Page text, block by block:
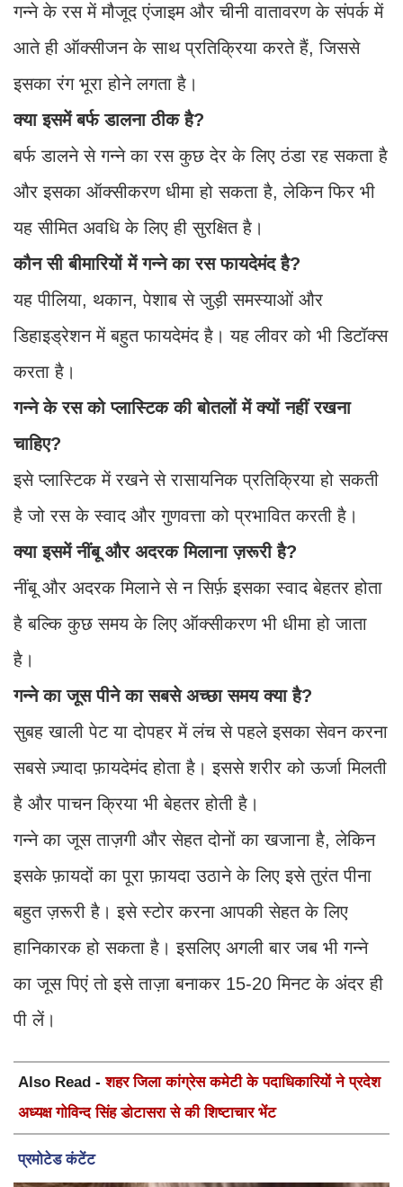
गन्ने के रस में मौजूद एंजाइम और चीनी वातावरण के संपर्क में
आते ही ऑक्सीजन के साथ प्रतिक्रिया करते हैं, जिससे
इसका रंग भूरा होने लगता है।
क्या इसमें बर्फ डालना ठीक है?
बर्फ डालने से गन्ने का रस कुछ देर के लिए ठंडा रह सकता है
और इसका ऑक्सीकरण धीमा हो सकता है, लेकिन फिर भी
यह सीमित अवधि के लिए ही सुरक्षित है।
कौन सी बीमारियों में गन्ने का रस फायदेमंद है?
यह पीलिया, थकान, पेशाब से जुड़ी समस्याओं और
डिहाइड्रेशन में बहुत फायदेमंद है। यह लीवर को भी डिटॉक्स
करता है।
गन्ने के रस को प्लास्टिक की बोतलों में क्यों नहीं रखना
चाहिए?
इसे प्लास्टिक में रखने से रासायनिक प्रतिक्रिया हो सकती
है जो रस के स्वाद और गुणवत्ता को प्रभावित करती है।
क्या इसमें नींबू और अदरक मिलाना ज़रूरी है?
नींबू और अदरक मिलाने से न सिर्फ़ इसका स्वाद बेहतर होता
है बल्कि कुछ समय के लिए ऑक्सीकरण भी धीमा हो जाता
है।
गन्ने का जूस पीने का सबसे अच्छा समय क्या है?
सुबह खाली पेट या दोपहर में लंच से पहले इसका सेवन करना
सबसे ज़्यादा फ़ायदेमंद होता है। इससे शरीर को ऊर्जा मिलती
है और पाचन क्रिया भी बेहतर होती है।
गन्ने का जूस ताज़गी और सेहत दोनों का खजाना है, लेकिन
इसके फ़ायदों का पूरा फ़ायदा उठाने के लिए इसे तुरंत पीना
बहुत ज़रूरी है। इसे स्टोर करना आपकी सेहत के लिए
हानिकारक हो सकता है। इसलिए अगली बार जब भी गन्ने
का जूस पिएं तो इसे ताज़ा बनाकर 15-20 मिनट के अंदर ही
पी लें।
Also Read -शहर जिला कांग्रेस कमेटी के पदाधिकारियों ने प्रदेश
अध्यक्ष गोविन्द सिंह डोटासरा से की शिष्टाचार भेंट